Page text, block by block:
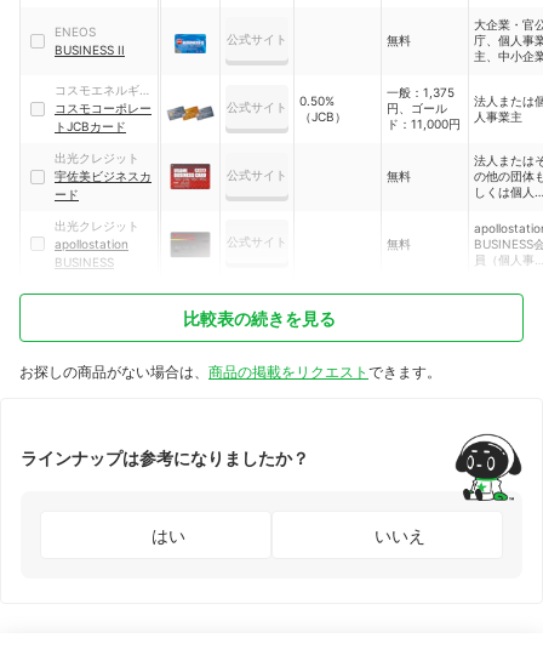
ENEOS
BUSINESS II
公式サイト 無料
大企業・官
庁、個人事
主、中小企
コスモエネルギー
ホールディングス
コスモコーポレー
トJCBカード
公式サイト
0.50%
（JCB）
一般：1,375
円、ゴール
ド：11,000円
法人または
人事業主
出光クレジット
宇佐美ビジネスカ
ード
公式サイト 無料
法人または
の他の団体
しくは個人
出光クレジット
apollostation
BUSINESS
公式サイト 無料
BUSINESS
員（個人事
比較表の続きを見る
お探しの商品がない場合は、 商品の掲載をリクエスト できます。
ラインナップは参考になりましたか？
はい いいえ